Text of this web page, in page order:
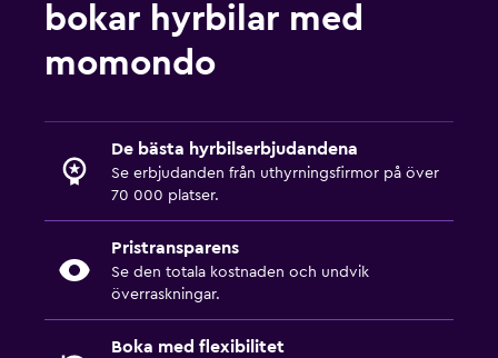
bokar hyrbilar med
momondo
De bästa hyrbilserbjudandena
Se erbjudanden från uthyrningsfirmor på över
70 000 platser.
Pristransparens
Se den totala kostnaden och undvik
överraskningar.
Boka med flexibilitet